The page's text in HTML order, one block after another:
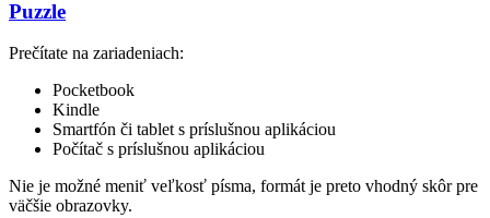
Puzzle
Prečítate na zariadeniach:
Pocketbook
Kindle
Smartfón či tablet s príslušnou aplikáciou
Počítač s príslušnou aplikáciou
Nie je možné meniť veľkosť písma, formát je preto vhodný skôr pre
väčšie obrazovky.